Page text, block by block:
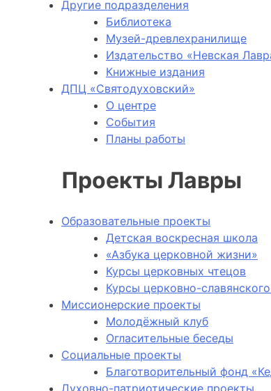
Другие подразделения
Библиотека
Музей-древлехранилище
Издательство «Невская
Книжные издания
ДПЦ «Святодуховский»
О центре
События
Планы работы
Проекты Лавры
Образовательные проекты
Детская воскресная школа
«Азбука церковной жизни»
Курсы церковных чтецов
Курсы церковно-
Миссионерские проекты
Молодёжный клуб
Огласительные беседы
Социальные проекты
Благотворительный фонд
Духовно-патриотические проекты